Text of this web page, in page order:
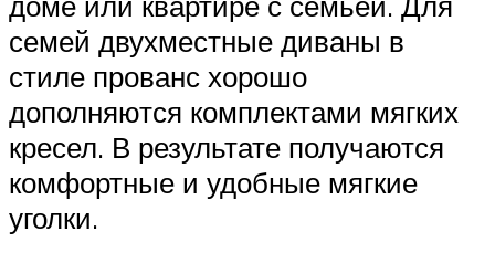
семей двухместные диваны в
стиле прованс хорошо
дополняются комплектами мягких
кресел. В результате получаются
комфортные и удобные мягкие
уголки.